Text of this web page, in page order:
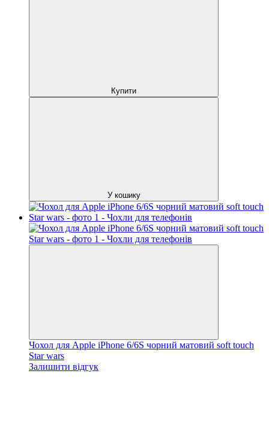
Купити
У кошику
Чохол для Apple iPhone 6/6S чорний матовий soft touch
Star wars
Залишити відгук